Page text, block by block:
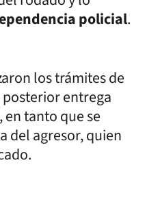
policial.
los trámites de
entrega
tanto que se
del agresor, quien